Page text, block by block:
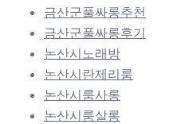
금산군풀싸롱추천
금산군풀싸롱후기
논산시노래방
논산시란제리룸
논산시룸사롱
논산시룸살롱